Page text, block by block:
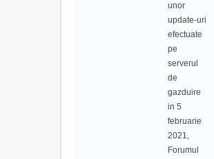
unor
update-uri
efectuate
pe
serverul
de
gazduire
in 5
februarie
2021,
Forumul